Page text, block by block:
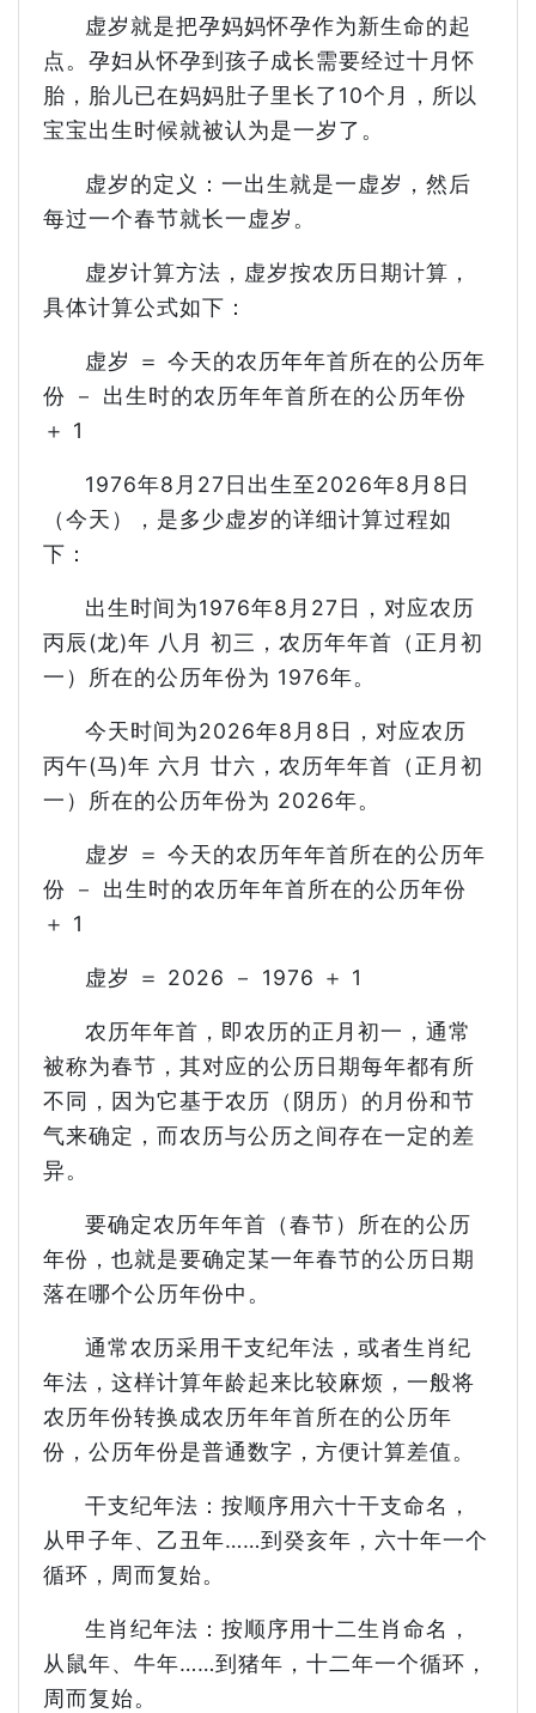
虚岁就是把孕妈妈怀孕作为新生命的起
点。孕妇从怀孕到孩子成长需要经过十月怀
胎，胎儿已在妈妈肚子里长了10个月，所以
宝宝出生时候就被认为是一岁了。
虚岁的定义：一出生就是一虚岁，然后
每过一个春节就长一虚岁。
虚岁计算方法，虚岁按农历日期计算，
具体计算公式如下：
虚岁 ＝ 今天的农历年年首所在的公历年
份 － 出生时的农历年年首所在的公历年份
＋ 1
1976年8月27日出生至2026年8月8日
（今天），是多少虚岁的详细计算过程如
下：
出生时间为1976年8月27日，对应农历
丙辰(龙)年 八月 初三，农历年年首（正月初
一）所在的公历年份为 1976年。
今天时间为2026年8月8日，对应农历
丙午(马)年 六月 廿六，农历年年首（正月初
一）所在的公历年份为 2026年。
虚岁 ＝ 今天的农历年年首所在的公历年
份 － 出生时的农历年年首所在的公历年份
＋ 1
虚岁 ＝ 2026 － 1976 ＋ 1
农历年年首，即农历的正月初一，通常
被称为春节，其对应的公历日期每年都有所
不同，因为它基于农历（阴历）的月份和节
气来确定，而农历与公历之间存在一定的差
异。
要确定农历年年首（春节）所在的公历
年份，也就是要确定某一年春节的公历日期
落在哪个公历年份中。
通常农历采用干支纪年法，或者生肖纪
年法，这样计算年龄起来比较麻烦，一般将
农历年份转换成农历年年首所在的公历年
份，公历年份是普通数字，方便计算差值。
干支纪年法：按顺序用六十干支命名，
从甲子年、乙丑年……到癸亥年，六十年一个
循环，周而复始。
生肖纪年法：按顺序用十二生肖命名，
从鼠年、牛年……到猪年，十二年一个循环，
周而复始。